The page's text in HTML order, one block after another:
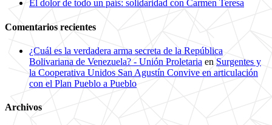
El dolor de todo un país: solidaridad con Carmen Teresa
Comentarios recientes
¿Cuál es la verdadera arma secreta de la República
Bolivariana de Venezuela? - Unión Proletaria en Surgentes y
la Cooperativa Unidos San Agustín Convive en articulación
con el Plan Pueblo a Pueblo
Archivos